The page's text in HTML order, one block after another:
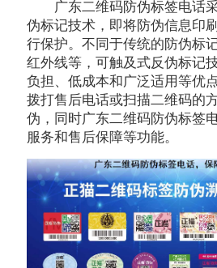
广东二维码防伪标签电话
伪标记技术，即将防伪信息印
行保护。不同于传统的防伪标
红外线等，可触及式反伪标记
负担、低成本和广泛适用等优
拨打售后电话或扫描二维码的
伪，同时广东二维码防伪标签
服务和售后保障等功能。